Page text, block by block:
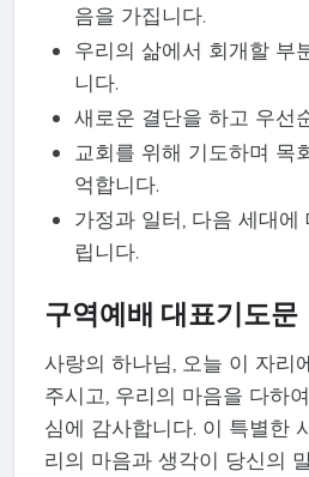
음을 가집니다.
우리의 삶에서 회개할 부
니다.
새로운 결단을 하고 우선
교회를 위해 기도하며 목
억합니다.
가정과 일터, 다음 세대에
립니다.
구역예배 대표기도문
사랑의 하나님, 오늘 이 자리
주시고, 우리의 마음을 다하
심에 감사합니다. 이 특별한
리의 마음과 생각이 당신의